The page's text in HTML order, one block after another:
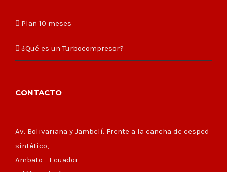
Plan 10 meses
¿Qué es un Turbocompresor?
CONTACTO
Av. Bolivariana y Jambelí. Frente a la cancha de cesped
sintético,
Ambato - Ecuador